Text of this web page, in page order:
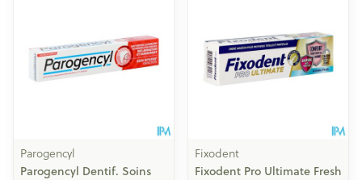
Parogencyl
Parogencyl Dentif. Soins
Fixodent
Fixodent Pro Ultimate Fresh